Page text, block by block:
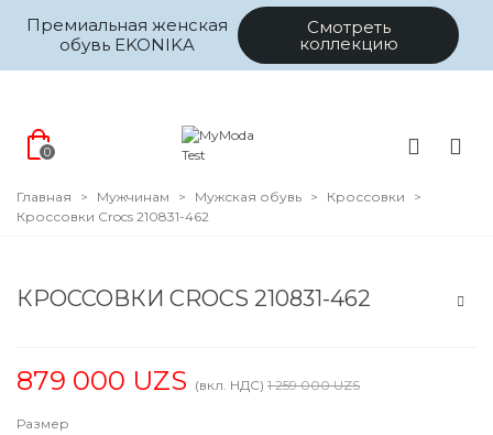
Премиальная женская
обувь EKONIKA
Смотреть
коллекцию
0
Главная > Мужчинам > Мужская обувь > Кроссовки
>
Кроссовки Crocs 210831-462
КРОССОВКИ CROCS 210831-462
879 000 UZS (вкл. НДС) 1 259 000 UZS
Размер